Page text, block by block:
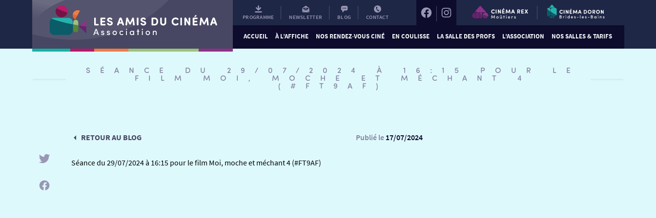
PROGRAMME NEWSLETTER BLOG CONTACT
ACCUEIL À L’AFFICHE NOS RENDEZ-VOUS CINÉ EN COULISSE LA SALLE DES PROFS L’ASSOCIATION NOS SALLES & TARIFS
SÉANCE DU 29/07/2024 À 16:15 POUR LE
FILM MOI, MOCHE ET MÉCHANT 4
(#FT9AF)
RETOUR AU BLOG Publié le 17/07/2024
Séance du 29/07/2024 à 16:15 pour le film Moi, moche et méchant 4 (#FT9AF)